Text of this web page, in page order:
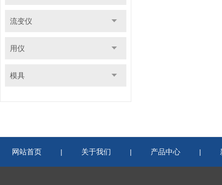
流变仪
用仪
模具
网站首页 | 关于我们 | 产品中心 |